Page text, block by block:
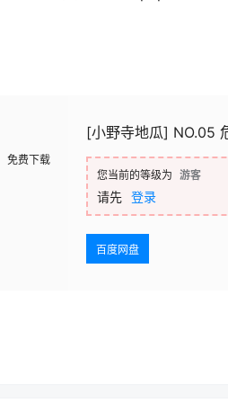
免费下载
[小野寺地瓜] NO.05
您当前的等级为 游客
请先 登录
百度网盘